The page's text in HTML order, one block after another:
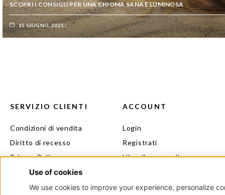
SCOPRI I CONSIGLI PER UNA CHIOMA SANA E LUMINOSA
15 GIUGNO, 2021
SERVIZIO CLIENTI
Condizioni di vendita
Diritto di recesso
Privacy Policy
Cookie Policy
Contatti
ACCOUNT
Login
Registrati
Visualizza carrello
Programma fedeltà